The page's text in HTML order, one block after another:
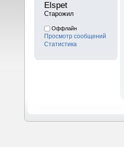
Elspet
Старожил
Оффлайн
Просмотр сообщений
Статистика